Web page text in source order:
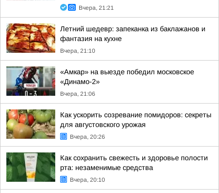
Вчера, 21:21
Летний шедевр: запеканка из баклажанов и
фантазия на кухне
Вчера, 21:10
«Амкар» на выезде победил московское
«Динамо-2»
Вчера, 21:06
Как ускорить созревание помидоров: секреты
для августовского урожая
Вчера, 20:26
Как сохранить свежесть и здоровье полости
рта: незаменимые средства
Вчера, 20:10